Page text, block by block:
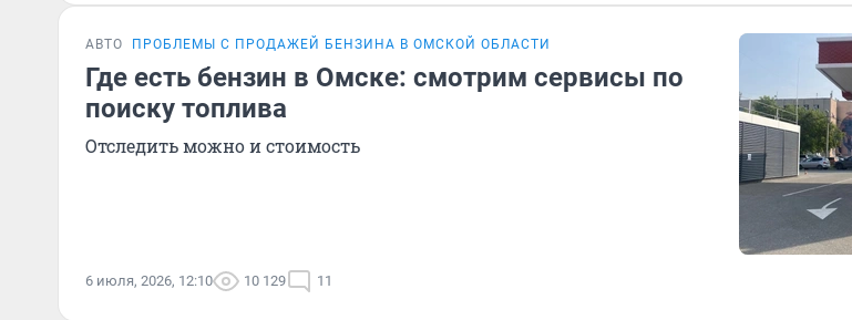
АВТО ПРОБЛЕМЫ С ПРОДАЖЕЙ БЕНЗИНА В ОМСКОЙ ОБЛАСТИ
Где есть бензин в Омске: смотрим сервисы по
поиску топлива
Отследить можно и стоимость
6 июля, 2026, 12:10 10 129 11